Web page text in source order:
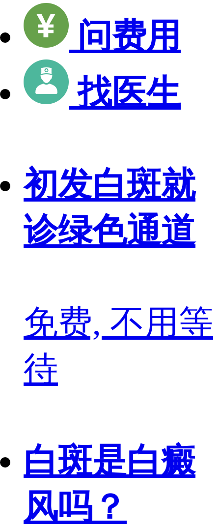
问费用
找医生
初发白斑就
诊绿色通道
免费, 不用等
待
白斑是白癜
风吗？